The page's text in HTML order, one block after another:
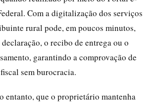
Com a digitalização dos serviços
rural pode, em poucos minutos,
o recibo de entrega ou o
garantindo a comprovação de
sem burocracia.
entanto, que o proprietário mantenha